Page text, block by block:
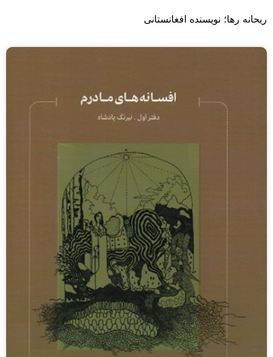
ریحانه رها؛ نویسنده افغانستانی